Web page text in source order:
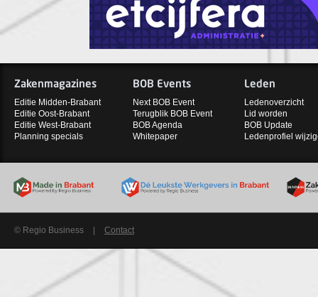
Zakenmagazines
Editie Midden-Brabant
Editie Oost-Brabant
Editie West-Brabant
Planning specials
BOB Events
Next BOB Event
Terugblik BOB Event
BOB Agenda
Whitepaper
Leden
Ledenoverzicht
Lid worden
BOB Update
Ledenprofiel
© Regio Business Contact